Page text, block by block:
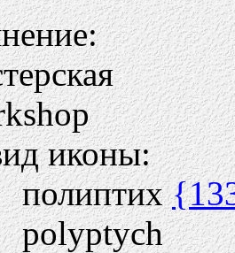
иконы:
полиптих
polyptych